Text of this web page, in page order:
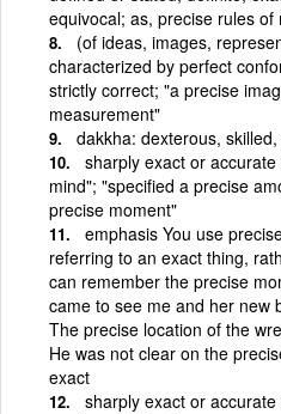
equivocal; as, precise rules of
(of ideas, images,
characterized by perfect
strictly correct; "a precise
measurement"
dakkha: dexterous,
sharply exact or
mind"; "specified a precise
precise moment"
emphasis You use
referring to an exact thing,
can remember the precise
came to see me and her new
The precise location of the
He was not clear on the
exact
sharply exact or